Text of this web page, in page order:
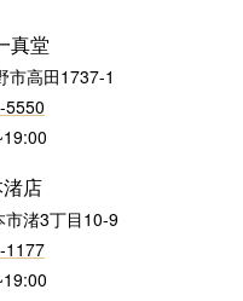
真堂
市高田1737-1
5550
店
市渚3丁目10-9
1177